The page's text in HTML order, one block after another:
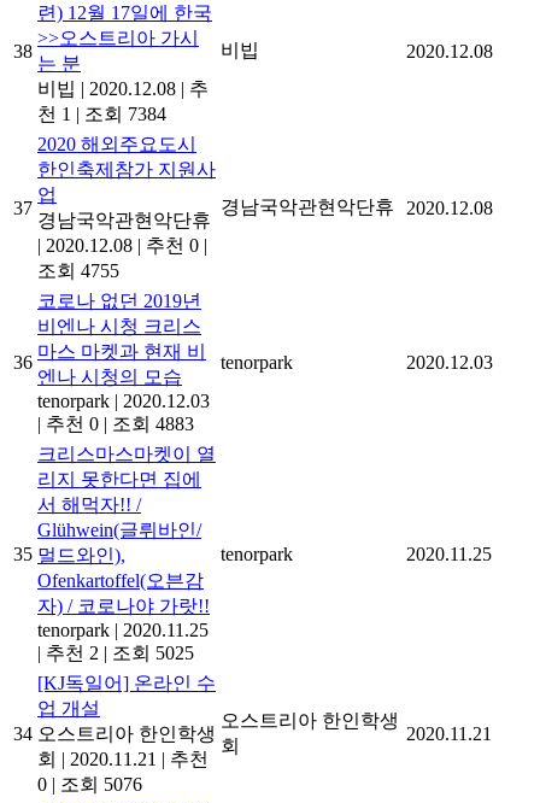
38
련) 12월 17일에 한국
>>오스트리아 가시
는 분
비빕 | 2020.12.08 | 추
천 1 | 조회 7384
비빕 2020.12.08
37
2020 해외주요도시
한인축제참가 지원사
업
경남국악관현악단휴
| 2020.12.08 | 추천 0 |
조회 4755
경남국악관현악단휴 2020.12.08
36
코로나 없던 2019년
비엔나 시청 크리스
마스 마켓과 현재 비
엔나 시청의 모습
tenorpark | 2020.12.03
| 추천 0 | 조회 4883
tenorpark 2020.12.03
35
크리스마스마켓이 열
리지 못한다면 집에
서 해먹자!! /
Glühwein(글뤼바인/
멀드와인),
Ofenkartoffel(오븐감
자) / 코로나야 가랏!!
tenorpark | 2020.11.25
| 추천 2 | 조회 5025
tenorpark 2020.11.25
34
[KJ독일어] 온라인 수
업 개설
오스트리아 한인학생
회 | 2020.11.21 | 추천
0 | 조회 5076
오스트리아 한인학생
회
2020.11.21